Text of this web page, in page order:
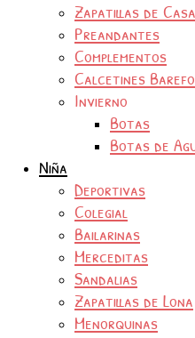
Zapatillas de Casa
Preandantes
Complementos
Calcetines
Invierno
Botas
Botas de
Niña
Deportivas
Colegial
Bailarinas
Merceditas
Sandalias
Zapatillas de Lona
Menorquinas